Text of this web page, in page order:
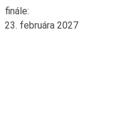
finále:
23. februára 2027